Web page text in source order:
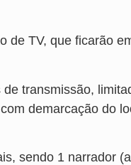
de TV, que ficarão
transmissão,
demarcação do
sendo 1 narrador